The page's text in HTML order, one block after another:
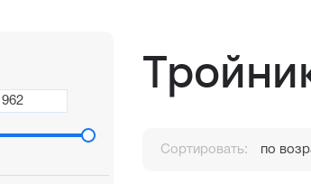
Сортировать: по